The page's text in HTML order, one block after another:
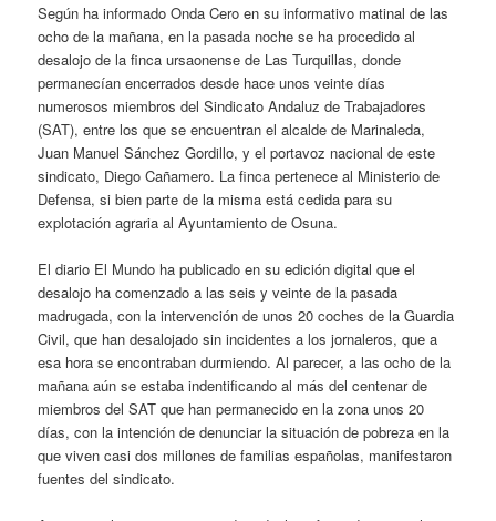
Según ha informado Onda Cero en su informativo matinal de las
ocho de la mañana, en la pasada noche se ha procedido al
desalojo de la finca ursaonense de Las Turquillas, donde
permanecían encerrados desde hace unos veinte días
numerosos miembros del Sindicato Andaluz de Trabajadores
(SAT), entre los que se encuentran el alcalde de Marinaleda,
Juan Manuel Sánchez Gordillo, y el portavoz nacional de este
sindicato, Diego Cañamero. La finca pertenece al Ministerio de
Defensa, si bien parte de la misma está cedida para su
explotación agraria al Ayuntamiento de Osuna.
El diario El Mundo ha publicado en su edición digital que el
desalojo ha comenzado a las seis y veinte de la pasada
madrugada, con la intervención de unos 20 coches de la Guardia
Civil, que han desalojado sin incidentes a los jornaleros, que a
esa hora se encontraban durmiendo. Al parecer, a las ocho de la
mañana aún se estaba indentificando al más del centenar de
miembros del SAT que han permanecido en la zona unos 20
días, con la intención de denunciar la situación de pobreza en la
que viven casi dos millones de familias españolas, manifestaron
fuentes del sindicato.